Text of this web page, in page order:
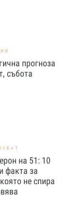
прогноза
събота
на 51: 10
факта за
не спира